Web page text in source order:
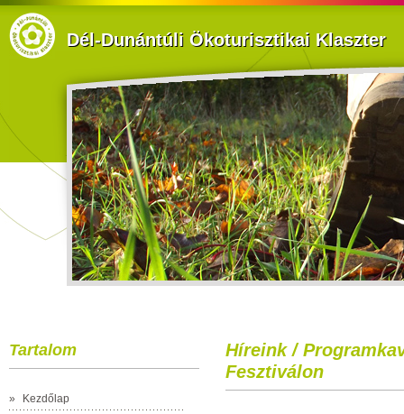
Dél-Dunántúli Ökoturisztikai Klaszter
Tartalom
»
Kezdőlap
Híreink /
Fesztiválon